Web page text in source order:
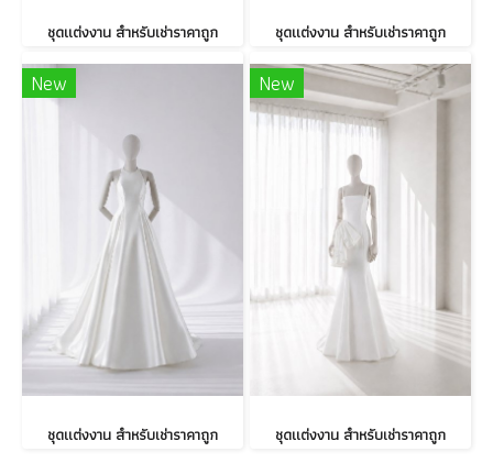
ชุดแต่งงาน สำหรับเช่าราคาถูก ชุดแต่งงาน สำหรับเช่าราคาถูก
New
ชุดแต่งงาน สำหรับเช่าราคาถูก
New
ชุดแต่งงาน สำหรับเช่าราคาถูก